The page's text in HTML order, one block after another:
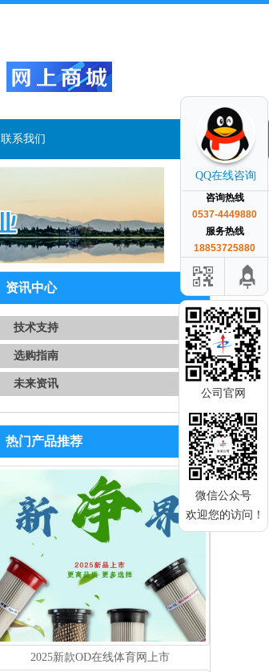
联系我们
资讯中心
技术支持
选购指南
未来资讯
热门产品推荐
2025新款OD在线体育网上市
QQ在线咨询
咨询热线
0537-4449880
服务热线
18853725880
欢迎您的访问！
公司官网
微信公众号